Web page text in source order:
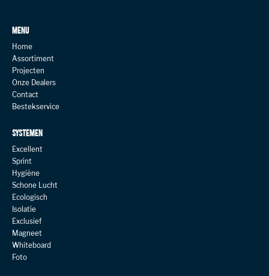
MENU
Home
Assortiment
Projecten
Onze Dealers
Contact
Bestekservice
SYSTEMEN
Excellent
Sprint
Hygiëne
Schone Lucht
Ecologisch
Isolatie
Exclusief
Magneet
Whiteboard
Foto